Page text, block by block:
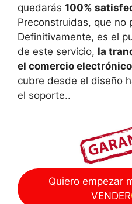
quedarás 100%
Preconstruidas, que no
Definitivamente, es el
de este servicio, la
el comercio
cubre desde el diseño
el soporte..
Quiero empezar
VENDER